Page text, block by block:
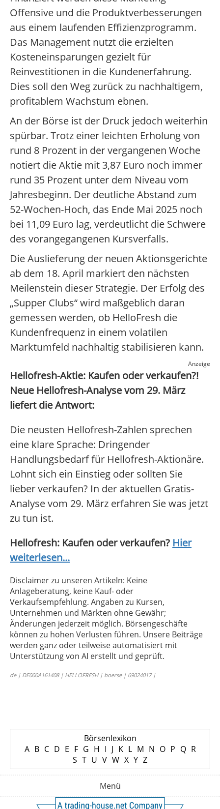
Offensive und die Produktverbesserungen
aus einem laufenden Effizienzprogramm.
Das Management nutzt die erzielten
Kosteneinsparungen gezielt für
Reinvestitionen in die Kundenerfahrung.
Dies soll den Weg zurück zu nachhaltigem,
profitablem Wachstum ebnen.
An der Börse ist der Druck jedoch weiterhin
spürbar. Trotz einer leichten Erholung von
rund 8 Prozent in der vergangenen Woche
notiert die Aktie mit 3,87 Euro noch immer
rund 35 Prozent unter dem Niveau vom
Jahresbeginn. Der deutliche Abstand zum
52-Wochen-Hoch, das Ende Mai 2025 noch
bei 11,09 Euro lag, verdeutlicht die Schwere
des vorangegangenen Kursverfalls.
Die Auslieferung der neuen Aktionsgerichte
ab dem 18. April markiert den nächsten
Meilenstein dieser Strategie. Der Erfolg des
„Supper Clubs“ wird maßgeblich daran
gemessen werden, ob HelloFresh die
Kundenfrequenz in einem volatilen
Marktumfeld nachhaltig stabilisieren kann.
Anzeige
Hellofresh-Aktie: Kaufen oder verkaufen?!
Neue Hellofresh-Analyse vom 29. März
liefert die Antwort:
Die neusten Hellofresh-Zahlen sprechen
eine klare Sprache: Dringender
Handlungsbedarf für Hellofresh-Aktionäre.
Lohnt sich ein Einstieg oder sollten Sie
lieber verkaufen? In der aktuellen Gratis-
Analyse vom 29. März erfahren Sie was jetzt
zu tun ist.
Hellofresh: Kaufen oder verkaufen? Hier
weiterlesen...
Disclaimer zu unseren Artikeln: Keine
Anlageberatung, keine Kauf- oder
Verkaufsempfehlung. Angaben zu Kursen,
Unternehmen und Märkten ohne Gewähr;
Änderungen jederzeit möglich. Börsengeschäfte
können zu hohen Verlusten führen. Unsere Beiträge
werden ganz oder teilweise automatisiert mit
Unterstützung von AI erstellt und geprüft.
de | DE000A161408 | HELLOFRESH | boerse | 69024017 |
Börsenlexikon
A B C D E F G H I J K L M N O P Q R
S T U V W X Y Z
Menü